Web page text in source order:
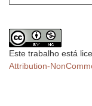
Este trabalho está
Attribution-